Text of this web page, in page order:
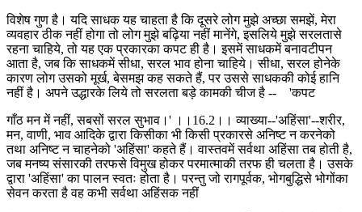
विशेष गुण है। यदि साधक यह चाहता है कि दूसरे लोग मुझे अच्छा समझें, मेरा
व्यवहार ठीक नहीं होगा तो लोग मुझे बढ़िया नहीं मानेंगे, इसलिये मुझे सरलतासे
रहना चाहिये, तो यह एक प्रकारका कपट ही है। इसमें साधकमें बनावटीपन
आता है, जब कि साधकमें सीधा, सरल भाव होना चाहिये। सीधा, सरल होनेके
कारण लोग उसको मूर्ख, बेसमझ कह सकते हैं, पर उससे साधककी कोई हानि
नहीं है। अपने उद्धारके लिये तो सरलता बड़े कामकी चीज है -- 'कपट
गाँठ मन में नहीं, सबसों सरल सुभाव।' ।।16.2।। व्याख्या--'अहिंसा'--शरीर,
मन, वाणी, भाव आदिके द्वारा किसीका भी किसी प्रकारसे अनिष्ट न करनेको
तथा अनिष्ट न चाहनेको 'अहिंसा' कहते हैं। वास्तवमें सर्वथा अहिंसा तब होती है,
जब मनष्य संसारकी तरफसे विमुख होकर परमात्माकी तरफ ही चलता है। उसके
द्वारा 'अहिंसा' का पालन स्वतः होता है। परन्तु जो रागपूर्वक, भोगबुद्धिसे भोगोंका
सेवन करता है वह कभी सर्वथा अहिंसक नहीं